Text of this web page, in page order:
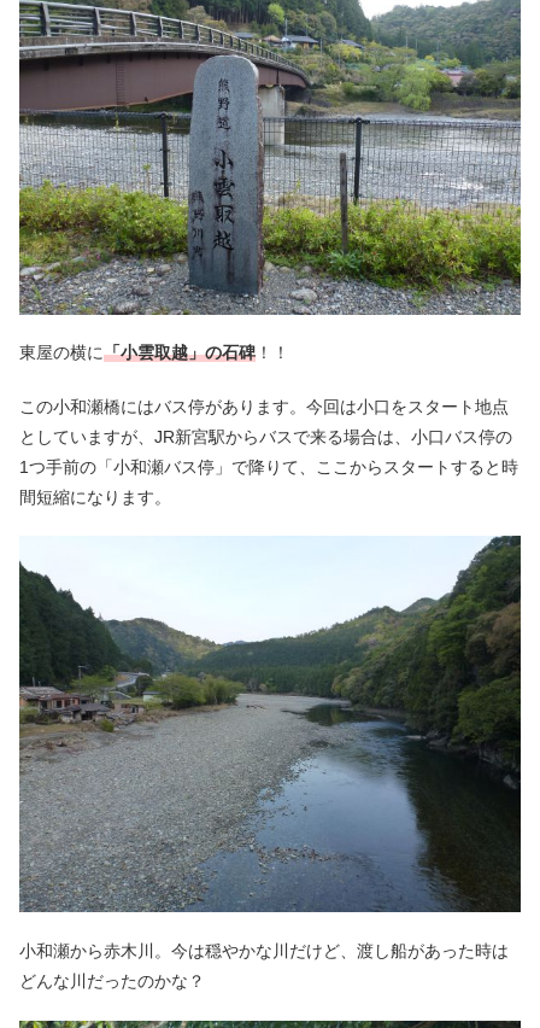
東屋の横に「小雲取越」の石碑 ！！
この小和瀬橋にはバス停があります。今回は小口をスタート地点
としていますが、JR新宮駅からバスで来る場合は、小口バス停の
1つ手前の「小和瀬バス停」で降りて、ここからスタートすると時
間短縮になります。
小和瀬から赤木川。今は穏やかな川だけど、渡し船があった時は
どんな川だったのかな？